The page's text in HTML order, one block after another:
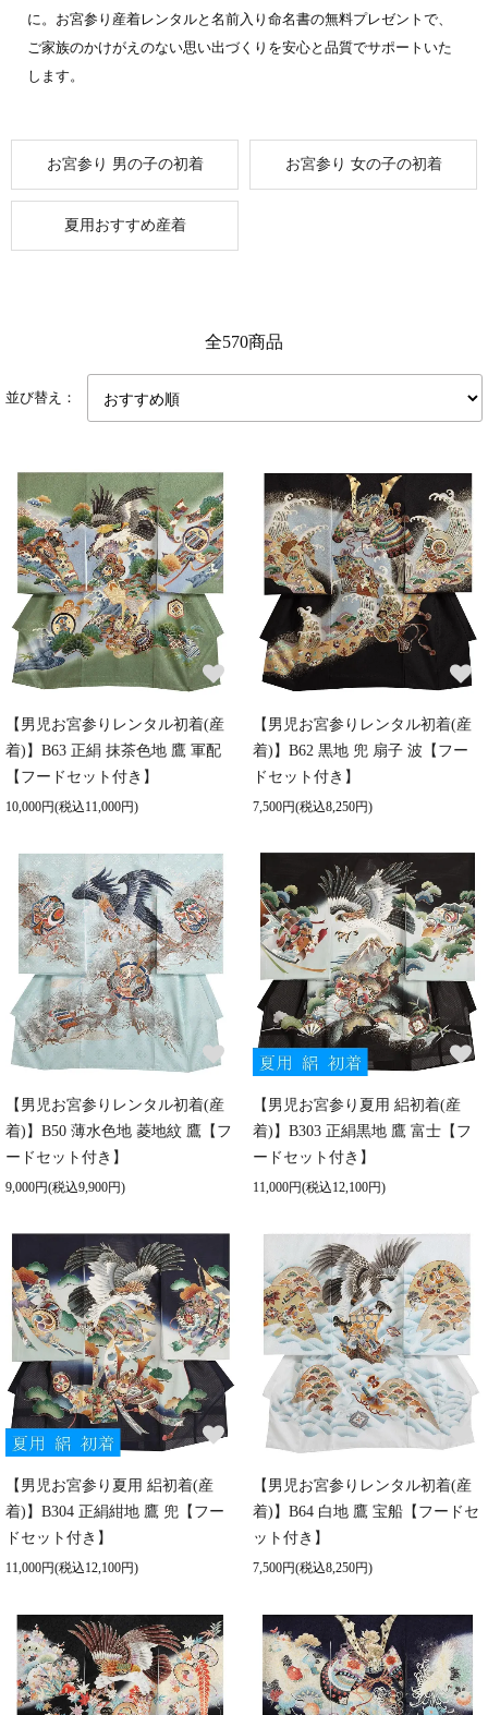
に。お宮参り産着レンタルと名前入り命名書の無料プレゼントで、
ご家族のかけがえのない思い出づくりを安心と品質でサポートいた
します。
グループ一覧
お宮参り 男の子の初着 お宮参り 女の子の初着
夏用おすすめ産着
全570商品
並び替え：
【男児お宮参りレンタル初着(産
着)】B63 正絹 抹茶色地 鷹 軍配
【フードセット付き】
10,000円(税込11,000円)
【男児お宮参りレンタル初着(産
着)】B62 黒地 兜 扇子 波【フー
ドセット付き】
7,500円(税込8,250円)
【男児お宮参りレンタル初着(産
着)】B50 薄水色地 菱地紋 鷹【フ
ードセット付き】
9,000円(税込9,900円)
【男児お宮参り夏用 絽初着(産
着)】B303 正絹黒地 鷹 富士【フ
ードセット付き】
11,000円(税込12,100円)
【男児お宮参り夏用 絽初着(産
着)】B304 正絹紺地 鷹 兜【フー
ドセット付き】
11,000円(税込12,100円)
【男児お宮参りレンタル初着(産
着)】B64 白地 鷹 宝船【フードセ
ット付き】
7,500円(税込8,250円)